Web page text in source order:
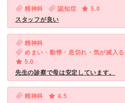
精神科 認知症
5.0
スタッフが良い
精神科
めまい・動悸・息切れ・気が滅入
5.0
先生の診察で母は安定しています。
精神科
4.5